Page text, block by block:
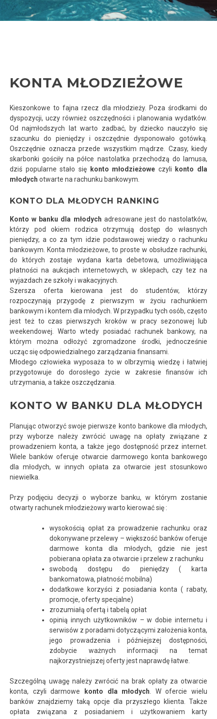
KONTA MŁODZIEŻOWE
Kieszonkowe to fajna rzecz dla młodzieży. Poza środkami do
dyspozycji, uczy również oszczędności i planowania wydatków.
Od najmłodszych lat warto zadbać, by dziecko nauczyło się
szacunku do pieniędzy i oszczędnie dysponowało gotówką.
Oszczędnie oznacza przede wszystkim mądrze. Czasy, kiedy
skarbonki gościły na półce nastolatka przechodzą do lamusa,
dziś popularne stało się konto młodzieżowe czyli konto dla
młodych otwarte na rachunku bankowym.
KONTO DLA MŁODYCH RANKING
Konto w banku dla młodych adresowane jest do nastolatków,
którzy pod okiem rodzica otrzymują dostęp do własnych
pieniędzy, a co za tym idzie podstawowej wiedzy o rachunku
bankowym. Konta młodzieżowe, to proste w obsłudze rachunki,
do których zostaje wydana karta debetowa, umożliwiająca
płatności na aukcjach internetowych, w sklepach, czy tez na
wyjazdach ze szkoły i wakacyjnych.
Szersza oferta kierowana jest do studentów, którzy
rozpoczynają przygodę z pierwszym w życiu rachunkiem
bankowym i kontem dla młodych. W przypadku tych osób, często
jest też to czas pierwszych kroków w pracy sezonowej lub
weekendowej. Warto wtedy posiadać rachunek bankowy, na
którym można odłożyć zgromadzone środki, jednocześnie
ucząc się odpowiedzialnego zarządzania finansami.
Młodego człowieka wyposaża to w olbrzymią wiedzę i łatwiej
przygotowuje do dorosłego życie w zakresie finansów ich
utrzymania, a także oszczędzania.
KONTO W BANKU DLA MŁODYCH
Planując otworzyć swoje pierwsze konto bankowe dla młodych,
przy wyborze należy zwrócić uwagę na opłaty związane z
prowadzeniem konta, a także jego dostępność przez internet.
Wiele banków oferuje otwarcie darmowego konta bankowego
dla młodych, w innych opłata za otwarcie jest stosunkowo
niewielka.
Przy podjęciu decyzji o wyborze banku, w którym zostanie
otwarty rachunek młodzieżowy warto kierować się :
wysokością opłat za prowadzenie rachunku oraz
dokonywane przelewy – większość banków oferuje
darmowe konta dla młodych, gdzie nie jest
pobierana opłata za otwarcie i przelew z rachunku
swobodą dostępu do pieniędzy ( karta
bankomatowa, płatność mobilna)
dodatkowe korzyści z posiadania konta ( rabaty,
promocje, oferty specjalne)
zrozumiałą ofertą i tabelą opłat
opinią innych użytkowników – w dobie internetu i
serwisów z poradami dotyczącymi założenia konta,
jego prowadzenia i późniejszej dostępności,
zdobycie ważnych informacji na temat
najkorzystniejszej oferty jest naprawdę łatwe.
Szczególną uwagę należy zwrócić na brak opłaty za otwarcie
konta, czyli darmowe
konto dla młodych. W ofercie wielu
banków znajdziemy taką opcje dla przyszłego klienta. Także
opłata związana z posiadaniem i użytkowaniem karty